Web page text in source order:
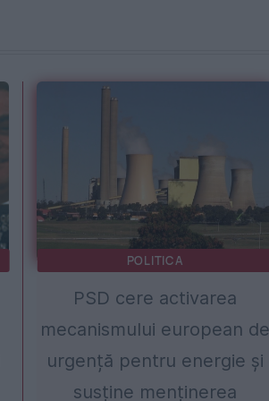
POLITICA
PSD cere activarea
mecanismului european
urgență pentru energie și
susține menținerea